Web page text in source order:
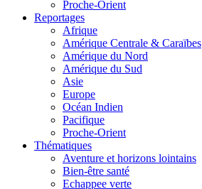
Proche-Orient
Reportages
Afrique
Amérique Centrale & Caraïbes
Amérique du Nord
Amérique du Sud
Asie
Europe
Océan Indien
Pacifique
Proche-Orient
Thématiques
Aventure et horizons lointains
Bien-être santé
Echappee verte